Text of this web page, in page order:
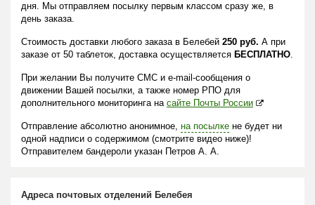
дня. Мы отправляем посылку первым классом сразу же, в
день заказа.
Стоимость доставки любого заказа в Белебей 250 руб. А при
заказе от 50 таблеток, доставка осуществляется БЕСПЛАТНО.
При желании Вы получите СМС и e-mail-сообщения о
движении Вашей посылки, а также номер РПО для
дополнительного мониторинга на сайте Почты России
Отправление абсолютно анонимное, на посылке не будет ни
одной надписи о содержимом (смотрите видео ниже)!
Отправителем бандероли указан Петров А. А.
Адреса почтовых отделений Белебея